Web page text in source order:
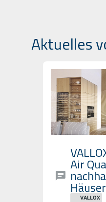
Aktuelles
VALLOX
Air
Häuser